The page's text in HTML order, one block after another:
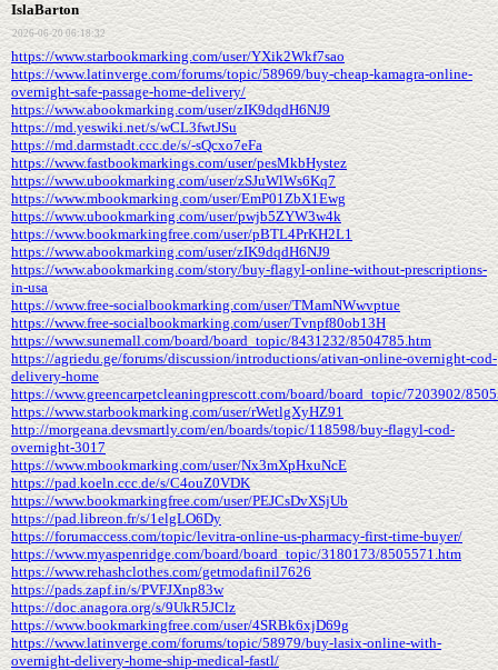
IslaBarton
2026-06-20 06:18:32
https://www.starbookmarking.com/user/YXik2Wkf7sao
https://www.latinverge.com/forums/topic/58969/buy-cheap-kamagra-online-
overnight-safe-passage-home-delivery/
https://www.abookmarking.com/user/zIK9dqdH6NJ9
https://md.yeswiki.net/s/wCL3fwtJSu
https://md.darmstadt.ccc.de/s/-sQcxo7eFa
https://www.fastbookmarkings.com/user/pesMkbHystez
https://www.ubookmarking.com/user/zSJuWlWs6Kq7
https://www.mbookmarking.com/user/EmP01ZbX1Ewg
https://www.ubookmarking.com/user/pwjb5ZYW3w4k
https://www.bookmarkingfree.com/user/pBTL4PrKH2L1
https://www.abookmarking.com/user/zIK9dqdH6NJ9
https://www.abookmarking.com/story/buy-flagyl-online-without-prescriptions-
in-usa
https://www.free-socialbookmarking.com/user/TMamNWwvptue
https://www.free-socialbookmarking.com/user/Tvnpf80ob13H
https://www.sunemall.com/board/board_topic/8431232/8504785.htm
https://agriedu.ge/forums/discussion/introductions/ativan-online-overnight-cod-
delivery-home
https://www.greencarpetcleaningprescott.com/board/board_topic/7203902/
https://www.starbookmarking.com/user/rWetlgXyHZ91
http://morgeana.devsmartly.com/en/boards/topic/118598/buy-flagyl-cod-
overnight-3017
https://www.mbookmarking.com/user/Nx3mXpHxuNcE
https://pad.koeln.ccc.de/s/C4ouZ0VDK
https://www.bookmarkingfree.com/user/PEJCsDvXSjUb
https://pad.libreon.fr/s/1elgLO6Dy
https://forumaccess.com/topic/levitra-online-us-pharmacy-first-time-buyer/
https://www.myaspenridge.com/board/board_topic/3180173/8505571.htm
https://www.rehashclothes.com/getmodafinil7626
https://pads.zapf.in/s/PVFJXnp83w
https://doc.anagora.org/s/9UkR5JClz
https://www.bookmarkingfree.com/user/4SRBk6xjD69g
https://www.latinverge.com/forums/topic/58979/buy-lasix-online-with-
overnight-delivery-home-ship-medical-fastl/